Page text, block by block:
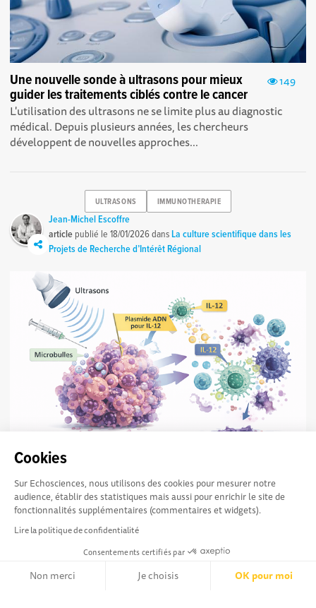
Cookies
Sur Echosciences, nous utilisons des cookies pour mesurer notre
audience, établir des statistiques mais aussi pour enrichir le site de
fonctionnalités supplémentaires (commentaires et widgets).
Lire la politique de confidentialité
Consentements certifiés par
Non merci Je choisis OK pour moi
149
Une nouvelle sonde à ultrasons pour mieux
guider les traitements ciblés contre le cancer
L'utilisation des ultrasons ne se limite plus au diagnostic
médical. Depuis plusieurs années, les chercheurs
développent de nouvelles approches...
ULTRASONS IMMUNOTHERAPIE
Jean-Michel Escoffre
article publié le18/01/2026dansLa culture scientifique dans les
Projets de Recherche d’Intérêt Régional
Quand les ultrasons aident le système
immunitaire à lutter contre le cancer
Et si des ultrasons pouvaient aider notre système
immunitaire à mieux combattre le cancer ? C’est le pari du
projet de recherche IRIS, récemment...